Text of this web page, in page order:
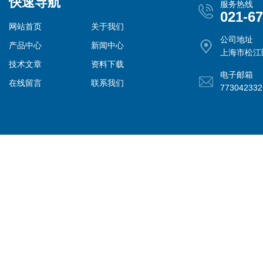
网站首页
关于我们
产品中心
新闻中心
技术文章
资料下载
在线留言
联系我们
服务热线
021-
公司地址
上海市松
电子邮箱